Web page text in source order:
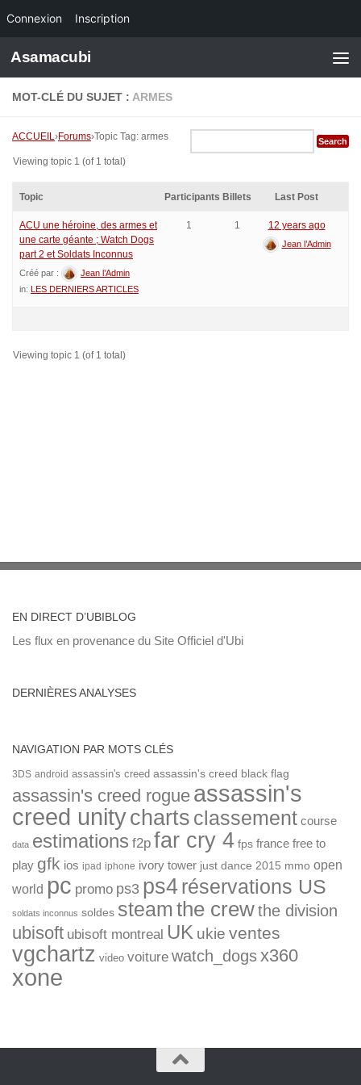
Connexion Inscription
Skip to content
Asamacubi
MOT-CLÉ DU SUJET : ARMES
ACCUEIL›Forums›Topic Tag: armes
Viewing topic 1 (of 1 total)
Topic Participants Billets Last Post
ACU une héroine, des armes et
une carte géante ; Watch Dogs
part 2 et Soldats Inconnus
Créé par :
Jean l’Admin
in: LES DERNIERS ARTICLES
1 1 12 years ago
Jean l’Admin
Viewing topic 1 (of 1 total)
EN DIRECT D’UBIBLOG
Les flux en provenance du Site Officiel d'Ubi
DERNIÈRES ANALYSES
NAVIGATION PAR MOTS CLÉS
3DS android assassin's creed assassin's creed black flag
assassin's creed rogue assassin's
creed unitycharts classement course
data estimations f2p far cry 4 fps france free to
play gfk ios ipad iphone ivory tower just dance 2015 mmo open
world pc promo ps3 ps4réservations US
soldats inconnus soldes steamthe crewthe division
ubisoft ubisoft montreal UK ukie ventes
vgchartz video voiture watch_dogsx360
xone